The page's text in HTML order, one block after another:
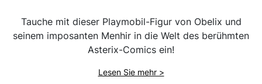
Tauche mit dieser Playmobil-Figur von Obelix und
seinem imposanten Menhir in die Welt des berühmten
Asterix-Comics ein!
Lesen Sie mehr >